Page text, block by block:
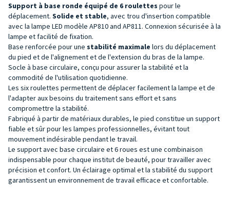
Support à base ronde équipé de 6 roulettes pour le
déplacement. Solide et stable, avec trou d'insertion compatible
avec la lampe LED modèle AP810 and AP811. Connexion sécurisée à la
lampe et facilité de fixation.
Base renforcée pour une stabilité maximale lors du déplacement
du pied et de l'alignement et de l'extension du bras de la lampe.
Socle à base circulaire, conçu pour assurer la stabilité et la
commodité de l'utilisation quotidienne.
Les six roulettes permettent de déplacer facilement la lampe et de
l'adapter aux besoins du traitement sans effort et sans
compromettre la stabilité.
Fabriqué à partir de matériaux durables, le pied constitue un support
fiable et sûr pour les lampes professionnelles, évitant tout
mouvement indésirable pendant le travail.
Le support avec base circulaire et 6 roues est une combinaison
indispensable pour chaque institut de beauté, pour travailler avec
précision et confort. Un éclairage optimal et la stabilité du support
garantissent un environnement de travail efficace et confortable.